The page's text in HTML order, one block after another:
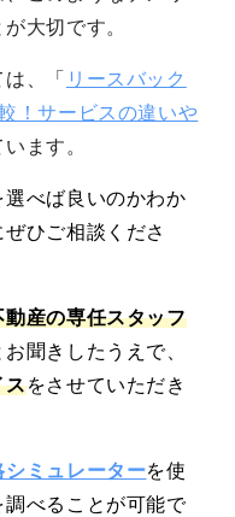
大切です。
、「 リースバック
！サービスの違いや
ます。
べば良いのかわか
ぜひご相談くださ
産の専任スタッフ
聞きしたうえで、
スをさせていただき
ミュレーターを使
調べることが可能で